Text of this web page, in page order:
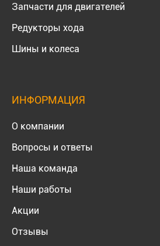
Запчасти для двигателей
Редукторы хода
Шины и колеса
ИНФОРМАЦИЯ
О компании
Вопросы и ответы
Наша команда
Наши работы
Акции
Отзывы